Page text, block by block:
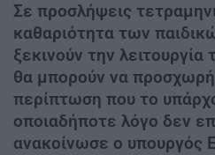
Σε προσλήψεις
καθαριότητα των
ξεκινούν την λειτουργία
θα μπορούν να
περίπτωση που το
οποιαδήποτε λόγο δεν
ανακοίνωσε ο υπουργός